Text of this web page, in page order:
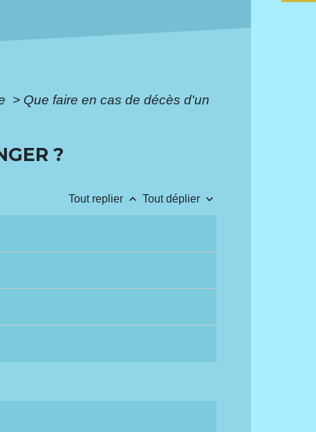
> Que faire en cas de décès d'un
?
Tout replier keyboard_arrow_up Tout déplier keyboard_arrow_down